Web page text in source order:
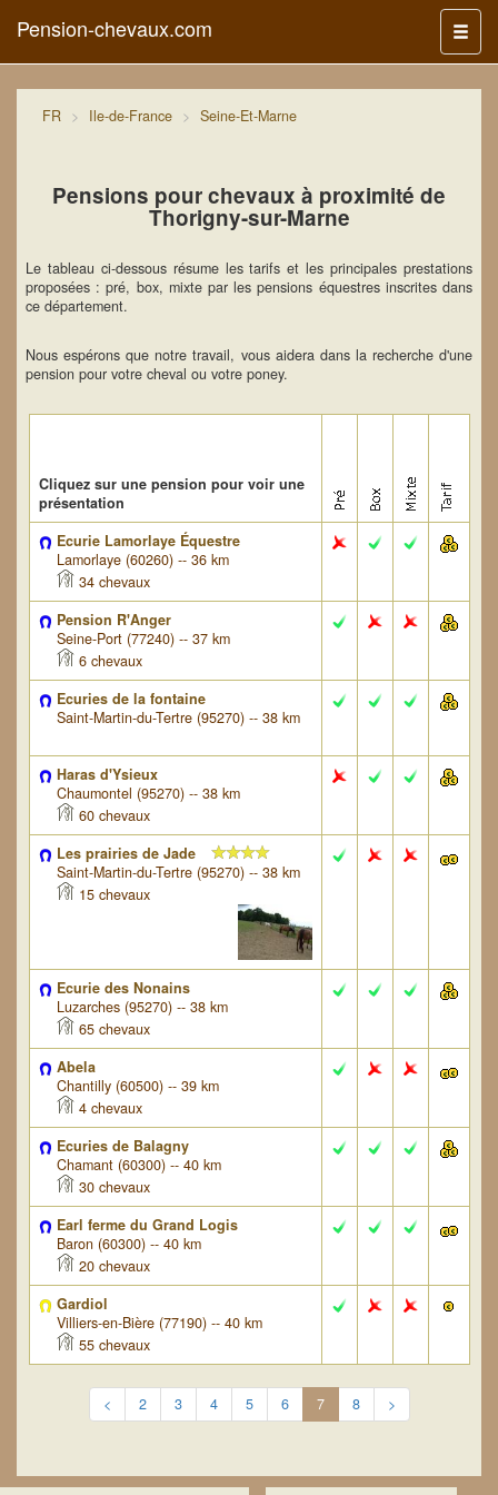
Menu
Pension-chevaux.com
FR Ile-de-France Seine-Et-Marne
Pensions pour chevaux à proximité de
Thorigny-sur-Marne
Le tableau ci-dessous résume les tarifs et les principales prestations
proposées : pré, box, mixte par les pensions équestres inscrites dans
ce département.
Nous espérons que notre travail, vous aidera dans la recherche d'une
pension pour votre cheval ou votre poney.
Cliquez sur une pension pour voir une
présentation
Ecurie Lamorlaye Équestre
Lamorlaye (60260) -- 36 km
34 chevaux
Pension R'Anger
Seine-Port (77240) -- 37 km
6 chevaux
Ecuries de la fontaine
Saint-Martin-du-Tertre (95270) -- 38 km
Haras d'Ysieux
Chaumontel (95270) -- 38 km
60 chevaux
Les prairies de Jade
Saint-Martin-du-Tertre (95270) -- 38 km
15 chevaux
Ecurie des Nonains
Luzarches (95270) -- 38 km
65 chevaux
Abela
Chantilly (60500) -- 39 km
4 chevaux
Ecuries de Balagny
Chamant (60300) -- 40 km
30 chevaux
Earl ferme du Grand Logis
Baron (60300) -- 40 km
20 chevaux
Gardiol
Villiers-en-Bière (77190) -- 40 km
55 chevaux
< 2 3 4 5 6 7 8 >